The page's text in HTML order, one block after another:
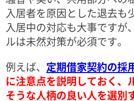
入居者を原因とした退去も
入居中の対応も大事ですが
ルは未然対策が必須です。
例えば、 定期借家契約の採
に注意点を説明しておく、
そうな人柄の良い人を選別